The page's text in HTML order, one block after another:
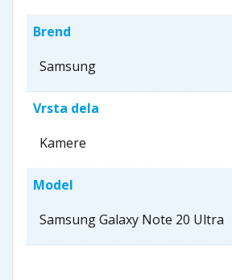
Brend
Samsung
Vrsta dela
Kamere
Model
Samsung Galaxy Note 20 Ultra